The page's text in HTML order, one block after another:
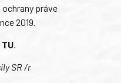
práve
2019.
TU.
SR /r